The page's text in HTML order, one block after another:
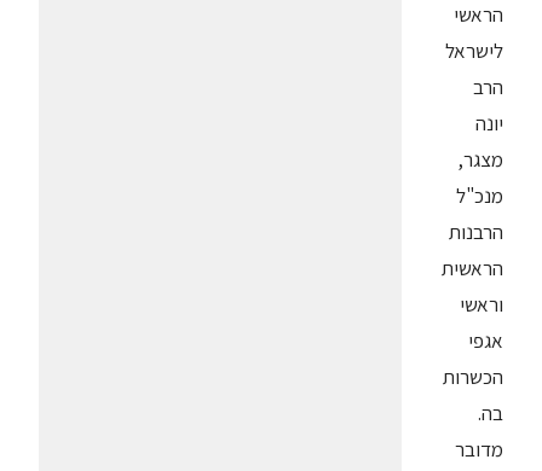
הראשי
לישראל
הרב
יונה
מצגר,
מנכ"ל
הרבנות
הראשית
וראשי
אגפי
הכשרות
בה.
מדובר